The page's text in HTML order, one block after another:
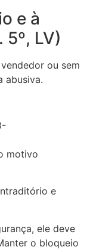
e à
LV)
ou sem
abusiva.
motivo
e
ele deve
o bloqueio